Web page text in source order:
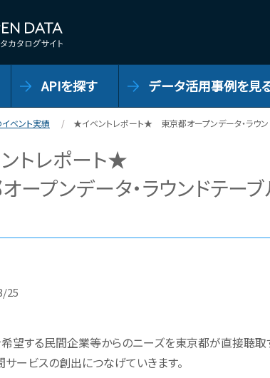
APIを探す データ活用事例を見
ベント実績 ★イベントレポート★ 東京都オープンデータ・ラウ
トレポート★
ープンデータ・ラウンドテー
25
望する民間企業等からのニーズを東京都が直接聴取
サービスの創出につなげていきます。